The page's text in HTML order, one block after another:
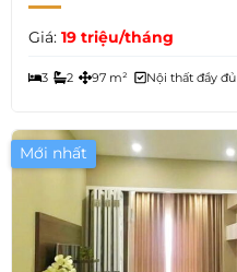
Giá: 19 triệu/tháng
3 2 97 m² Nội thất đầy đủ
Mới nhất